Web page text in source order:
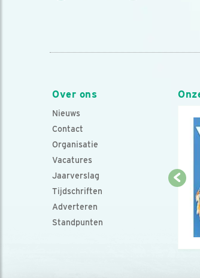
Over ons
Nieuws
Contact
Organisatie
Vacatures
Jaarverslag
Tijdschriften
Adverteren
Standpunten